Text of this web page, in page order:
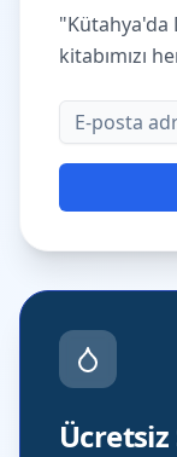
"Kütahya'da
kitabımızı
E-posta